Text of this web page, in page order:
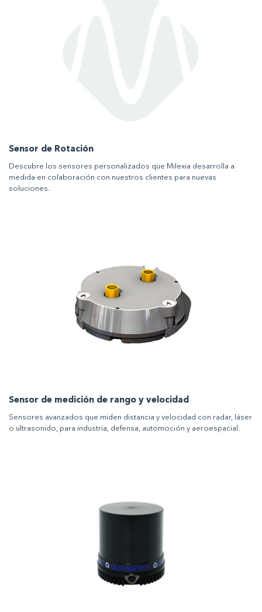
Sensor de Rotación
Descubre los sensores personalizados que Milexia desarrolla a
medida en colaboración con nuestros clientes para nuevas
soluciones.
Sensor de medición de rango y velocidad
Sensores avanzados que miden distancia y velocidad con radar, láser
o ultrasonido, para industria, defensa, automoción y aeroespacial.